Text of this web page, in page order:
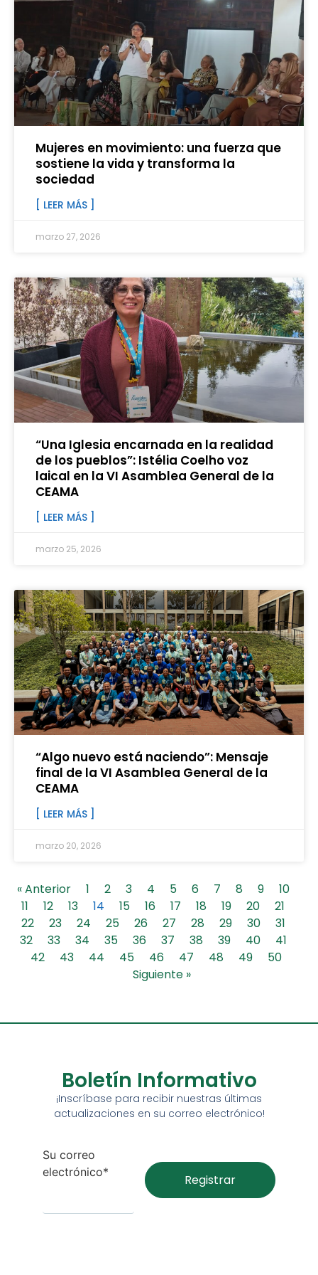
Mujeres en movimiento: una fuerza que
sostiene la vida y transforma la
sociedad
[ LEER MÁS ]
marzo 27, 2026
“Una Iglesia encarnada en la realidad
de los pueblos”: Istélia Coelho voz
laical en la VI Asamblea General de la
CEAMA
[ LEER MÁS ]
marzo 25, 2026
“Algo nuevo está naciendo”: Mensaje
final de la VI Asamblea General de la
CEAMA
[ LEER MÁS ]
marzo 20, 2026
« Anterior 1 2 3 4 5 6 7 8 9
10
11
12 13 14 15 16 17 18 19 20
21
22
23 24 25 26 27 28 29 30
31
32
33 34 35 36 37 38 39 40
41
42
43 44 45 46 47 48 49
50
Siguiente »
Boletín Informativo
¡Inscríbase para recibir nuestras últimas
actualizaciones en su correo electrónico!
Su correo
electrónico*